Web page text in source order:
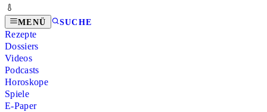
MENÜ SUCHE
Rezepte
Dossiers
Videos
Podcasts
Horoskope
Spiele
E-Paper